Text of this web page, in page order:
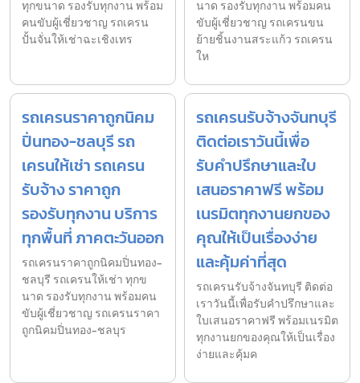
ทุกขนาด รองรับทุกงาน พร้อม
คนขับผู้เชี่ยวชาญ รถเครน
ปั้นจั่นให้เช่าฉะเชิงเทร
นาด รองรับทุกงาน พร้อมคน
ขับผู้เชี่ยวชาญ รถเครนขน
ย้ายชิ้นงานสระแก้ว รถเครน
ให
รถเครนราคาถูกนิคม
ปิ่นทอง-ชลบุรี รถ
เครนให้เช่า รถเครน
รับจ้าง ราคาถูก
รองรับทุกงาน บริการ
ทุกพื้นที่ ภาคตะวันออก
รถเครนราคาถูกนิคมปิ่นทอง-
ชลบุรี รถเครนให้เช่า ทุกข
นาด รองรับทุกงาน พร้อมคน
ขับผู้เชี่ยวชาญ รถเครนราคา
ถูกนิคมปิ่นทอง-ชลบุร
รถเครนรับจ้างจันทบุรี
ติดต่อเราวันนี้เพื่อ
รับคำปรึกษาและใบ
เสนอราคาฟรี พร้อม
เนรมิตทุกงานยกของ
คุณให้เป็นเรื่องง่าย
และคุ้มค่าที่สุด
รถเครนรับจ้างจันทบุรี ติดต่อ
เราวันนี้เพื่อรับคำปรึกษาและ
ใบเสนอราคาฟรี พร้อมเนรมิต
ทุกงานยกของคุณให้เป็นเรื่อง
ง่ายและคุ้มค